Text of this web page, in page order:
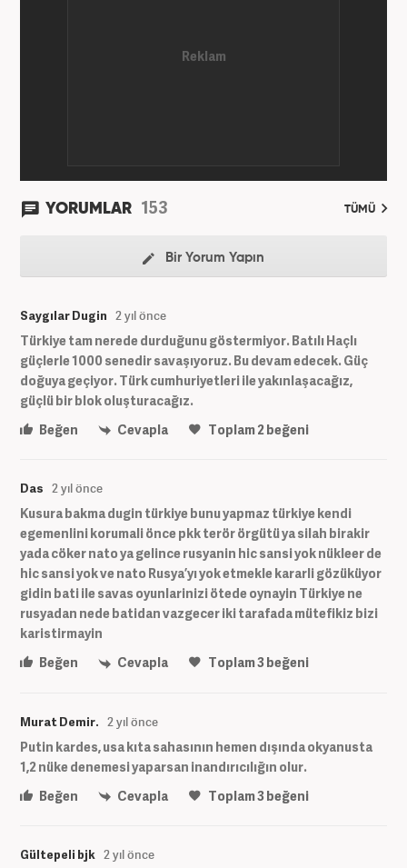
birlikte galeri ve video hazırladı. 2019'un Şubat
YORUMLAR 153 TÜMÜ
Bir Yorum Yapın
Saygılar Dugin 2 yıl önce
Türkiye tam nerede durduğunu göstermiyor. Batılı Haçlı
güçlerle 1000 senedir savaşıyoruz. Bu devam edecek. Güç
doğuya geçiyor. Türk cumhuriyetleri ile yakınlaşacağız,
güçlü bir blok oluşturacağız.
Beğen
Cevapla Toplam2beğeni
Das 2 yıl önce
Kusura bakma dugin türkiye bunu yapmaz türkiye kendi
egemenlini korumali önce pkk terör örgütü ya silah birakir
yada cöker nato ya gelince rusyanin hic sansi yok nükleer de
hic sansi yok ve nato Rusya’yı yok etmekle kararli gözüküyor
gidin bati ile savas oyunlarinizi ötede oynayin Türkiye ne
rusyadan nede batidan vazgecer iki tarafada mütefikiz bizi
karistirmayin
Beğen
Cevapla Toplam3beğeni
Murat Demir. 2 yıl önce
Putin kardes, usa kıta sahasının hemen dışında okyanusta
1,2 nüke denemesi yaparsan inandırıcılığın olur.
Beğen
Cevapla Toplam3beğeni
Gültepeli bjk 2 yıl önce